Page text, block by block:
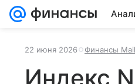
22 июня 2026 Финансы Mail
Индекс